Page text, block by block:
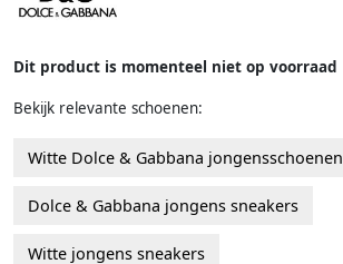
Dit product is momenteel niet op voorraad
Bekijk relevante schoenen:
Witte Dolce & Gabbana jongensschoenen
Dolce & Gabbana jongens sneakers
Witte jongens sneakers